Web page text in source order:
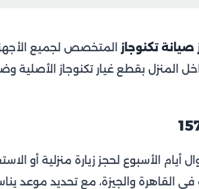
صيانة تكنوجاز المتخصص لجميع
المنزل بقطع غيار تكنوجاز الأصلية
أيام الأسبوع لحجز زيارة منزلية أو
نسعى للوصول إليك خلال 24 ساعة في القاهرة والجيزة، مع